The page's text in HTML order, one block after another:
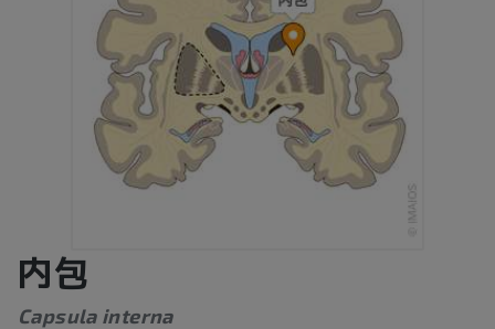
内包
Capsula interna